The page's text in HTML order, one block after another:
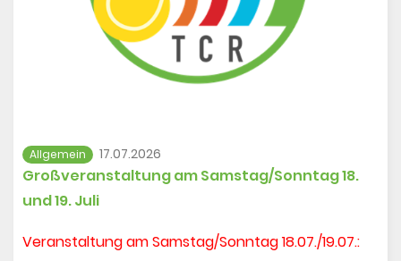
Emails werden erst danach beantwortet.
An den restlichen Tagen der
Dienstag 10:30 Uhr - 12:30 Uhr
Allgemein 17.07.2026
Großveranstaltung am Samstag/Sonntag 18.
und 19. Juli
Veranstaltung am Samstag/Sonntag 18.07./19.07.: